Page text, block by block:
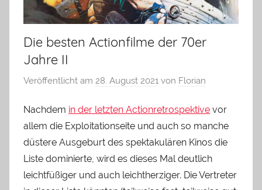
Die besten Actionfilme der 70er
Jahre II
Veröffentlicht am 28. August 2021 von Florian
Nachdem in der letzten Actionretrospektive vor
allem die Exploitationseite und auch so manche
düstere Ausgeburt des spektakulären Kinos die
Liste dominierte, wird es dieses Mal deutlich
leichtfüßiger und auch leichtherziger. Die Vertreter